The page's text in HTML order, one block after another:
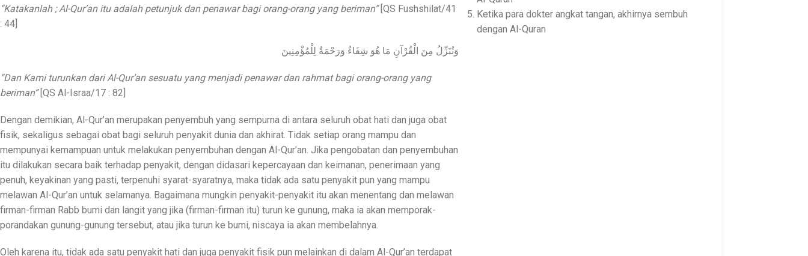
“Katakanlah ; Al-Qur’an itu adalah petunjuk dan penawar bagi orang-orang yang beriman”[QS Fushshilat/41
: 44]
وَنُنَزِّلُ مِنَ الْقُرْآنِ مَا هُوَ شِفَاءٌ وَرَحْمَةٌ لِلْمُؤْمِنِينَ
“Dan Kami turunkan dari Al-Qur’an sesuatu yang menjadi penawar dan rahmat bagi orang-orang yang
beriman”[QS Al-Israa/17 : 82]
Dengan demikian, Al-Qur’an merupakan penyembuh yang sempurna di antara seluruh obat hati dan juga obat
fisik, sekaligus sebagai obat bagi seluruh penyakit dunia dan akhirat. Tidak setiap orang mampu dan
mempunyai kemampuan untuk melakukan penyembuhan dengan Al-Qur’an. Jika pengobatan dan penyembuhan
itu dilakukan secara baik terhadap penyakit, dengan didasari kepercayaan dan keimanan, penerimaan yang
penuh, keyakinan yang pasti, terpenuhi syarat-syaratnya, maka tidak ada satu penyakit pun yang mampu
melawan Al-Qur’an untuk selamanya. Bagaimana mungkin penyakit-penyakit itu akan menentang dan melawan
firman-firman Rabb bumi dan langit yang jika (firman-firman itu) turun ke gunung, maka ia akan memporak-
porandakan gunung-gunung tersebut, atau jika turun ke bumi, niscaya ia akan membelahnya.
Oleh karena itu, tidak ada satu penyakit hati dan juga penyakit fisik pun melainkan di dalam Al-Qur’an terdapat
Ketika para dokter angkat tangan, akhirnya sembuh
dengan Al-Quran